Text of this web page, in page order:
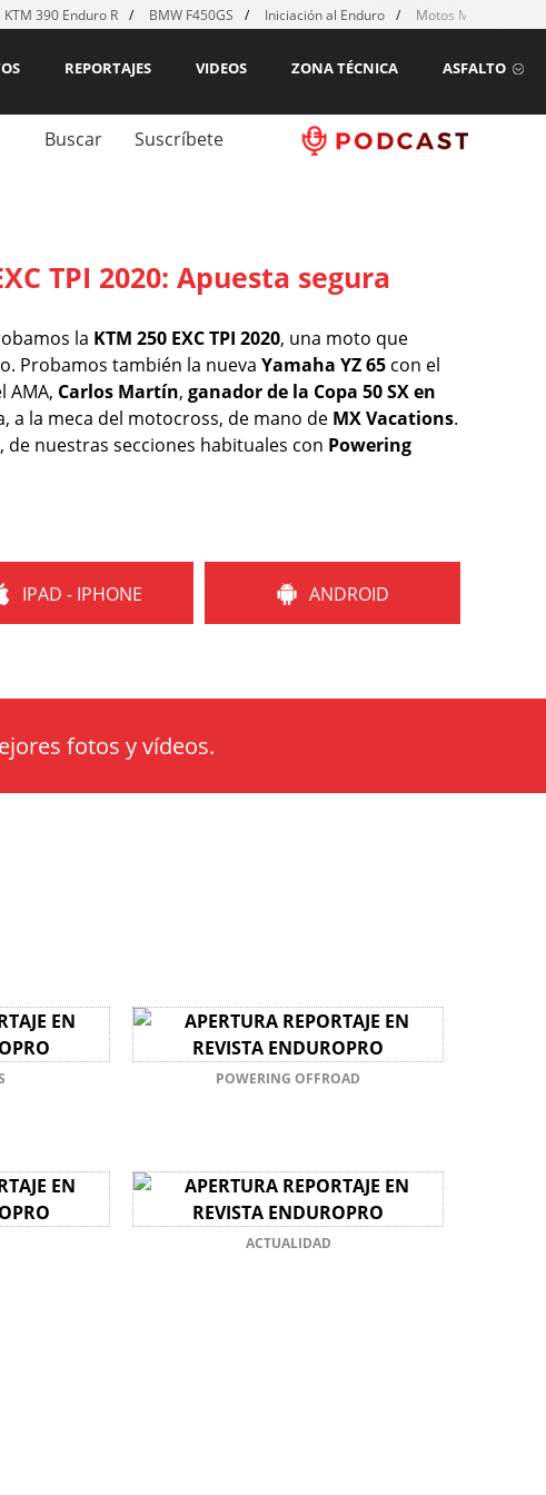
KTM 390 Enduro R BMW F450GS Iniciación al Enduro Motos MX para
ASFALTO
ZONA TÉCNICA
VIDEOS
REPORTAJES
Buscar Suscríbete
TPI 2020: Apuesta segura
la KTM 250 EXC TPI 2020, una moto que
Probamos también la nueva Yamaha YZ 65 con el
AMA, Carlos Martín, ganador de la Copa 50 SX en
a la meca del motocross, de mano de MX Vacations.
nuestras secciones habituales con Powering
IPAD - IPHONE ANDROID
fotos y vídeos.
POWERING OFFROAD
ACTUALIDAD